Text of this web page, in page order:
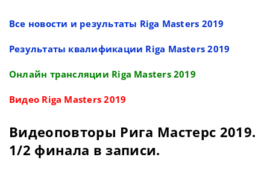
Все новости и результаты Riga Masters 2019
Результаты квалификации Riga Masters 2019
Онлайн трансляции Riga Masters 2019
Видео Riga Masters 2019
Видеоповторы Рига Мастерс 2019.
1/2 финала в записи.